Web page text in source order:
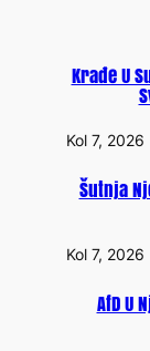
Krađe U
Kol 7, 2026
Šutnja
Kol 7, 2026
AfD U